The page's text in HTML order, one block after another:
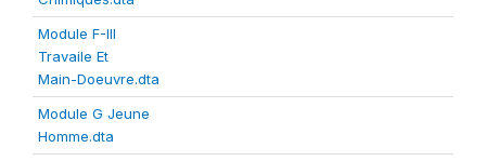
Module F-III
Travaile Et
Main-Doeuvre.dta
Module G Jeune
Homme.dta